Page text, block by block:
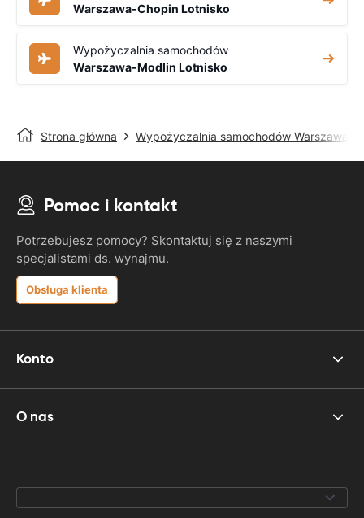
Warszawa-Chopin Lotnisko
Wypożyczalnia samochodów
Warszawa-Modlin Lotnisko
Strona główna Wypożyczalnia samochodów Warszawa
Pomoc i kontakt
Potrzebujesz pomocy? Skontaktuj się z naszymi
specjalistami ds. wynajmu.
Obsługa klienta
Konto
O nas